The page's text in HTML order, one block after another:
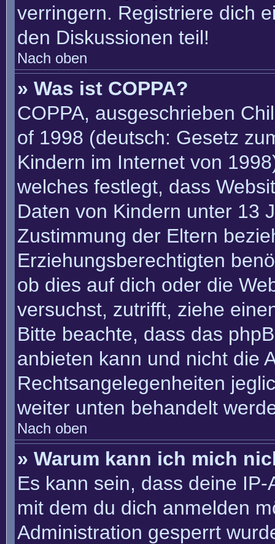
verringern. Registriere dich
den Diskussionen teil!
Nach oben
» Was ist COPPA?
COPPA, ausgeschrieben
of 1998 (deutsch: Gesetz
Kindern im Internet von
welches festlegt, dass
Daten von Kindern unter 13
Zustimmung der Eltern
Erziehungsberechtigten
ob dies auf dich oder die
versuchst, zutrifft, ziehe
Bitte beachte, dass das
anbieten kann und nicht die
Rechtsangelegenheiten
weiter unten behandelt
Nach oben
» Warum kann ich mich
Es kann sein, dass deine
mit dem du dich anmelden
Administration gesperrt